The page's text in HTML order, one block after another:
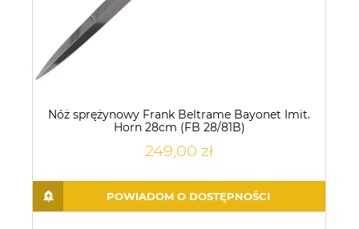
Nóż sprężynowy Frank Beltrame Bayonet Imit.
Horn 28cm (FB 28/81B)
249,00 zł
POWIADOM O DOSTĘPNOŚCI